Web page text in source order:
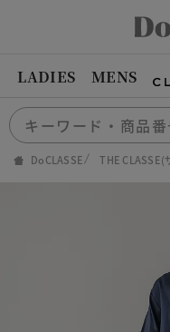
LADIES MENS
DoCLASSE THE CLASSE(